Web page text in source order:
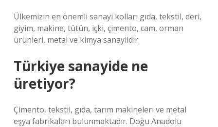
Ülkemizin en önemli sanayi kolları gıda, tekstil, deri,
giyim, makine, tütün, içki, çimento, cam, orman
ürünleri, metal ve kimya sanayiidir.
Türkiye sanayide ne
üretiyor?
Çimento, tekstil, gıda, tarım makineleri ve metal
eşya fabrikaları bulunmaktadır. Doğu Anadolu